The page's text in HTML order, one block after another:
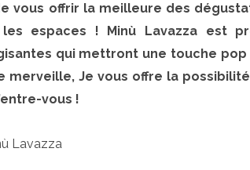
vous offrir la meilleure des
espaces ! Minù Lavazza est
qui mettront une touche
merveille, Je vous offre la
vous !